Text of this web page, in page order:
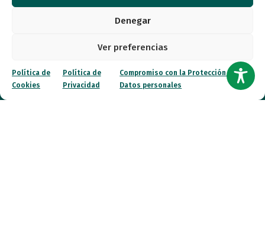
Denegar
Ver preferencias
Política de
Cookies
Política de
Privacidad
Compromiso con la Protección de
Datos personales
Entidades
Transparencia